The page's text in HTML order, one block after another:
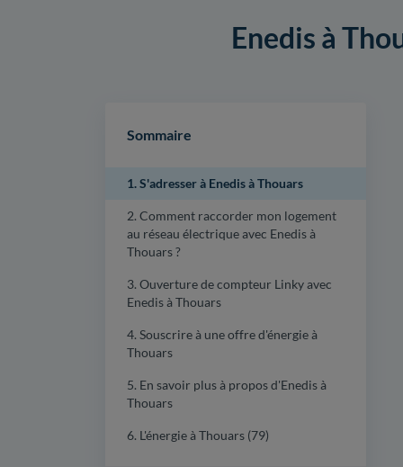
Enedis à
Sommaire
1. S'adresser à Enedis à Thouars
2. Comment raccorder mon logement
au réseau électrique avec Enedis à
Thouars ?
3. Ouverture de compteur Linky avec
Enedis à Thouars
4. Souscrire à une offre d'énergie à
Thouars
5. En savoir plus à propos d'Enedis à
Thouars
6. L'énergie à Thouars (79)